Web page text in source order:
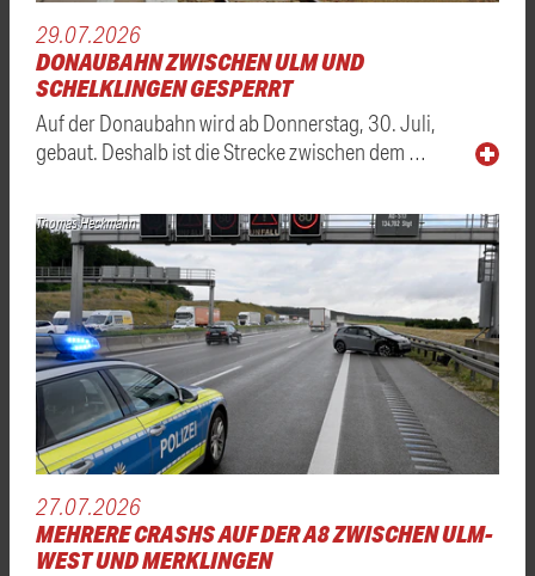
29.07.2026
DONAUBAHN ZWISCHEN ULM UND
SCHELKLINGEN GESPERRT
Auf der Donaubahn wird ab Donnerstag, 30. Juli,
gebaut. Deshalb ist die Strecke zwischen dem …
Thomas Heckmann
27.07.2026
MEHRERE CRASHS AUF DER A8 ZWISCHEN ULM-
WEST UND MERKLINGEN